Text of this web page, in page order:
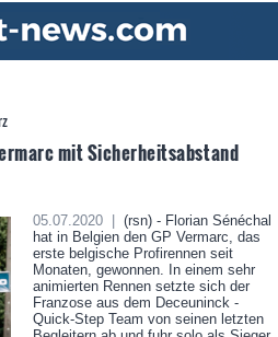
mit Sicherheitsabstand
05.07.2020 |
(rsn) - Florian Sénéchal
hat in Belgien den GP Vermarc, das
erste belgische Profirennen seit
Monaten, gewonnen. In einem sehr
animierten Rennen setzte sich der
Franzose aus dem Deceuninck -
Quick-Step Team von seinen letzten